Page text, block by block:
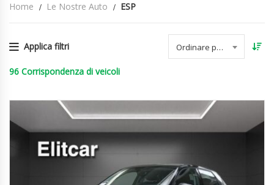
Home Le Nostre Auto ESP
Applica filtri Ordinare per data
96 Corrispondenza di veicoli